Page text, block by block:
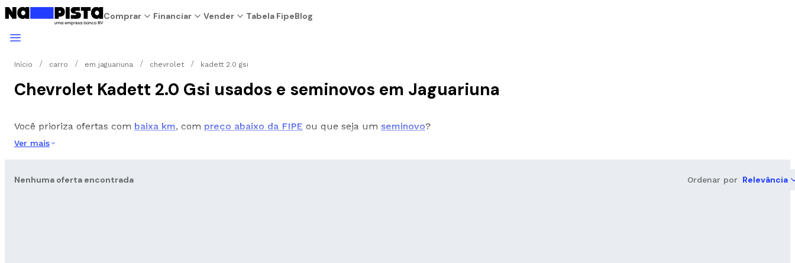
Comprar Financiar Vender Tabela FipeBlog
Início carro em jaguariuna chevrolet kadett 2.0 gsi
Chevrolet Kadett 2.0 Gsi usados e seminovos em Jaguariuna
Você prioriza ofertas com baixa km, com preço abaixo da FIPE ou que seja um seminovo?
Ver mais
Nenhuma oferta encontrada Ordenar por Relevância